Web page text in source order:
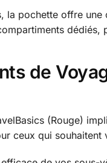
la pochette offre
de
(Rouge)
ceux qui